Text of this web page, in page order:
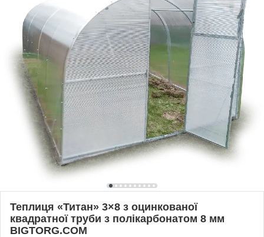
Теплиця «Титан» 3×8 з оцинкованої
квадратної труби з полікарбонатом 8 мм
BIGTORG.COM